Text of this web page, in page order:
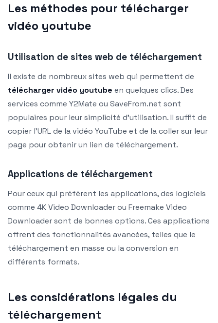
Les méthodes pour télécharger
vidéo youtube
Utilisation de sites web de téléchargement
Il existe de nombreux sites web qui permettent de
télécharger vidéo youtube en quelques clics. Des
services comme Y2Mate ou SaveFrom.net sont
populaires pour leur simplicité d’utilisation. Il suffit de
copier l’URL de la vidéo YouTube et de la coller sur leur
page pour obtenir un lien de téléchargement.
Applications de téléchargement
Pour ceux qui préfèrent les applications, des logiciels
comme 4K Video Downloader ou Freemake Video
Downloader sont de bonnes options. Ces applications
offrent des fonctionnalités avancées, telles que le
téléchargement en masse ou la conversion en
différents formats.
Les considérations légales du
téléchargement